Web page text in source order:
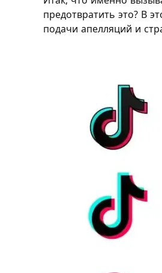
предотвратить это? В
подачи апелляций и